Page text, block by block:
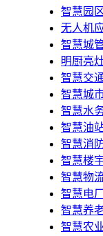
智慧园
无人机
智慧城
明厨亮
智慧交
智慧城
智慧水
智慧油
智慧消
智慧楼
智慧物
智慧电
智慧养
智慧农